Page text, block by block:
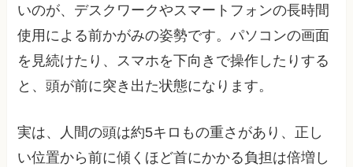
いのが、デスクワークやスマートフォンの長時間
使用による前かがみの姿勢です。パソコンの画面
を見続けたり、スマホを下向きで操作したりする
と、頭が前に突き出た状態になります。
実は、人間の頭は約5キロもの重さがあり、正し
い位置から前に傾くほど首にかかる負担は倍増し